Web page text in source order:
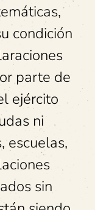
condición
parte de
ejército
ni
escuelas,
sin